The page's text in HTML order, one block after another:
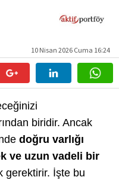
10 Nisan 2026 Cuma 16:24
biridir. Ancak
doğru varlığı
ve uzun vadeli bir
gerektirir. İşte bu